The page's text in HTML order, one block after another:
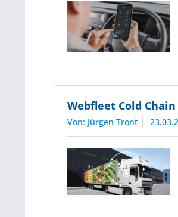
Webfleet Cold Chain
Von: Jürgen Tront